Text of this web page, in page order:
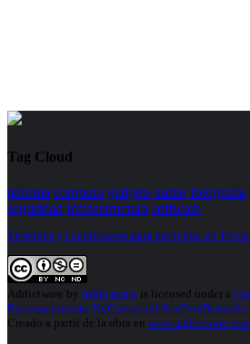
Tag Cloud
telfonia computo gadgets audio fotografia
seguridad infraestructura software
Términos y Condiciones para participar en
Addictware by Addictware is licensed under a
Reconocimiento-NoComercial-SinObraDerivada
Creado a partir de la obra en